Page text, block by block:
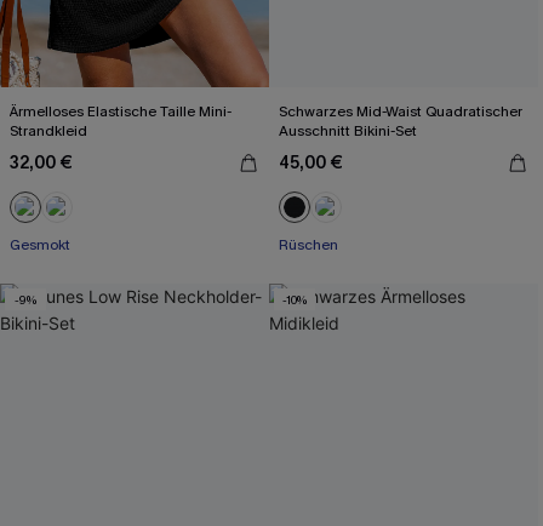
Ärmelloses Elastische Taille Mini-
Strandkleid
32,00 €
Gesmokt
Schwarzes Mid-Waist Quadratischer
Ausschnitt Bikini-Set
45,00 €
Rüschen
-9% -10%